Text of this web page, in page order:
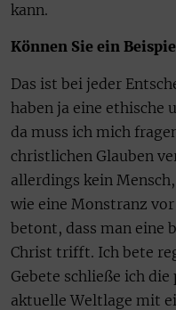
kann.
Können Sie ein
Das ist bei jeder
haben ja eine ethische
da muss ich mich
christlichen Glauben
allerdings kein
wie eine Monstranz
betont, dass man eine
Christ trifft. Ich bete
Gebete schließe ich
aktuelle Weltlage mit